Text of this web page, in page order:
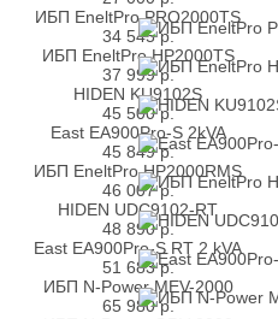
ИБП EneltPro PRO2000TS
34 545р.
ИБП EneltPro HP2000TS
37 999р.
HIDEN KU9102S
45 500р.
East EA900Pro-S 2kVA
45 849р.
ИБП EneltPro HP2000RMS
46 007р.
HIDEN UDC9102-RT
48 890р.
East EA900Pro-S RT 2 kVA
51 683р.
ИБП N-Power MEV-2000
65 980р.